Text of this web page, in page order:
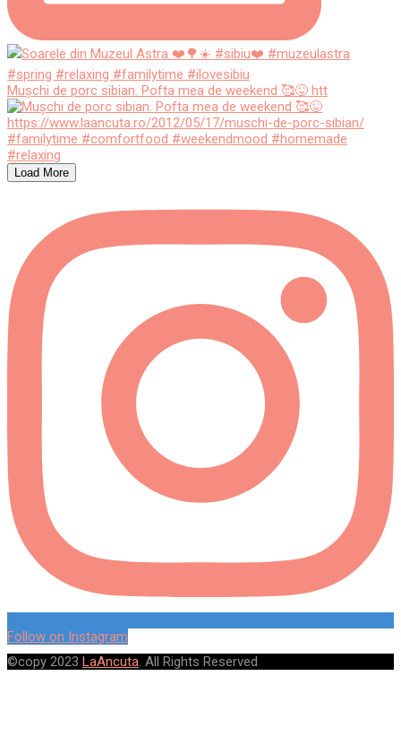
Mușchi de porc sibian. Pofta mea de weekend 🥰😜 htt
Load More
Follow on Instagram
©copy 2023 LaAncuta. All Rights Reserved